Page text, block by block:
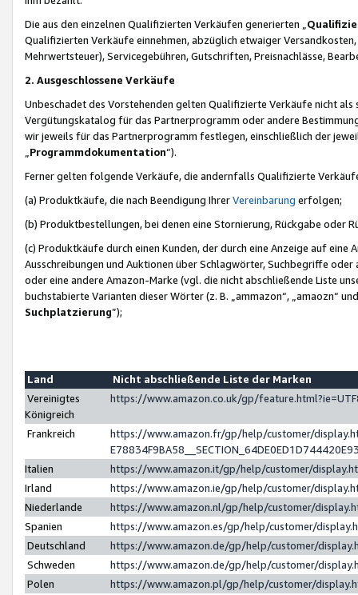
Die aus den einzelnen Qualifizierten Verkäufen generierten „
Qualifizierten Verkäufe einnehmen, abzüglich etwaiger
Mehrwertsteuer), Servicegebühren, Gutschriften, Preisnachlässe,
2. Ausgeschlossene Verkäufe
Unbeschadet des Vorstehenden gelten Qualifizierte Verkäufe nicht
Vergütungskatalog für das Partnerprogramm oder andere
wir jeweils für das Partnerprogramm festlegen, einschließlich der
Programmdokumentation“).
Ferner gelten folgende Verkäufe, die andernfalls Qualifizierte
(a) Produktkäufe, die nach Beendigung IhrerVereinbarung erfolgen;
(b) Produktbestellungen, bei denen eine Stornierung, Rückgabe oder
(c) Produktkäufe durch einen Kunden, der durch eine Anzeige auf
Ausschreibungen und Auktionen über Schlagwörter, Suchbegriffe
oder eine andere Amazon-Marke (vgl. die nicht abschließende Liste
buchstabierte Varianten dieser Wörter (z. B. „ammazon“, „amaozn“
Suchplatzierung”);
Land
Nicht abschließende Liste der Marken
Vereinigtes
Königreich
https://www.amazon.co.uk/gp/
Frankreich
https://www.amazon.fr/gp/help/customer/
Italien
https://www.amazon.it/gp/help/customer/
Irland
https://www.amazon.ie/gp/help/customer/
Niederlande
https://www.amazon.nl/gp/help/customer/
Spanien
https://www.amazon.es/gp/help/customer/
Deutschland
https://www.amazon.de/gp/help/customer/
Schweden
https://www.amazon.de/gp/help/customer/
Polen
https://www.amazon.pl/gp/help/customer/